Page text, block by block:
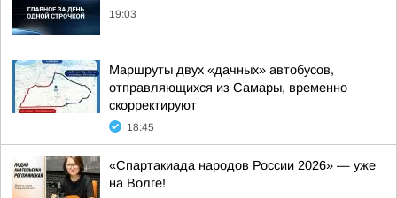
19:03
Маршруты двух «дачных» автобусов,
отправляющихся из Самары, временно
скорректируют
18:45
«Спартакиада народов России 2026» — уже
на Волге!